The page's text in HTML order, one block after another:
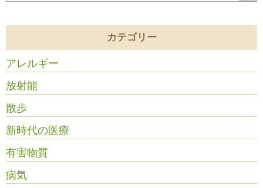
カテゴリー
アレルギー
放射能
散歩
新時代の医療
有害物質
病気